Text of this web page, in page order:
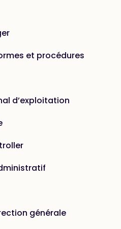
et procédures
d’exploitation
générale